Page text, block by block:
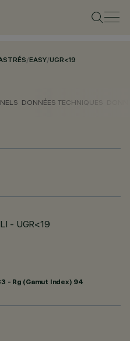
/EASY/UGR<19
DONNÉES TECHNIQUES
- UGR<19
- Rg (Gamut Index) 94